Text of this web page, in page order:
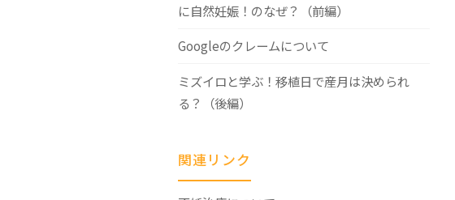
に自然妊娠！のなぜ？（前編）
Googleのクレームについて
ミズイロと学ぶ！移植日で産月は決められ
る？（後編）
関連リンク